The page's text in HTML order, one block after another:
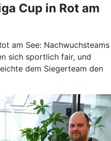
Cup in Rot am
am See: Nachwuchsteams
sich sportlich fair, und
dem Siegerteam den